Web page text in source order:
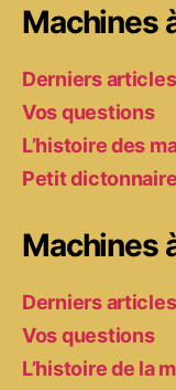
Machines
Derniers articles
Vos questions
L’histoire des
Petit
Machines
Derniers articles
Vos questions
L’histoire de la